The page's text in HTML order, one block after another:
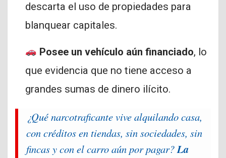
descarta el uso de propiedades para
blanquear capitales.
Posee un vehículo aún financiado, lo
que evidencia que no tiene acceso a
grandes sumas de dinero ilícito.
¿Qué narcotraficante vive alquilando casa,
con créditos en tiendas, sin sociedades, sin
fincas y con el carro aún por pagar?La